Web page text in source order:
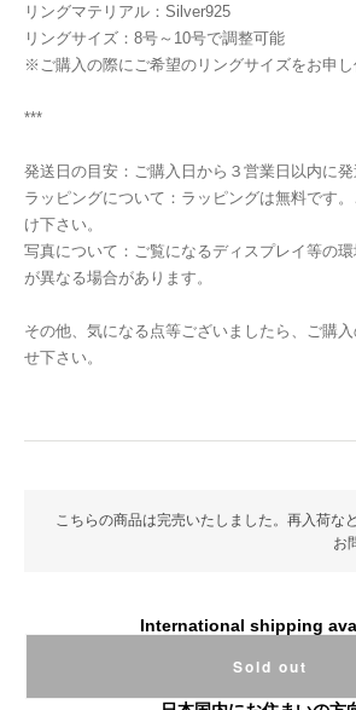
リングマテリアル：Silver925
リングサイズ：8号～10号で調整可能
※ご購入の際にご希望のリングサイズをお申し
***
発送日の目安：ご購入日から３営業日以内に発
ラッピングについて：ラッピングは無料です
け下さい。
写真について：ご覧になるディスプレイ等の
が異なる場合があります。
その他、気になる点等ございましたら、ご購
せ下さい。
こちらの商品は完売いたしました。再入荷な
お
International shipping
Sold out